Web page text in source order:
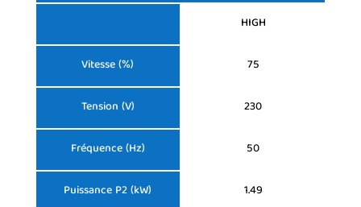
Vitesse (%)
Tension (V)
Fréquence (Hz)
Puissance P2 (kW)
HIGH
75
230
50
1.49